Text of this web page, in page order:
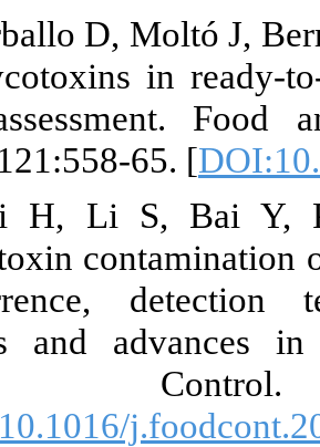
2. Carballo D, Moltó
of mycotoxins in
risk assessment.
2018;121:558-65. [
3. Shi H, Li S,
Mycotoxin
Occurrence,
effects and
Food
[DOI:10.1016/